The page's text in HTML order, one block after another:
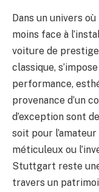
Dans un univers
moins face à
voiture de
classique,
performance,
provenance d’un
d’exception sont
soit pour
méticuleux ou
Stuttgart reste
travers un